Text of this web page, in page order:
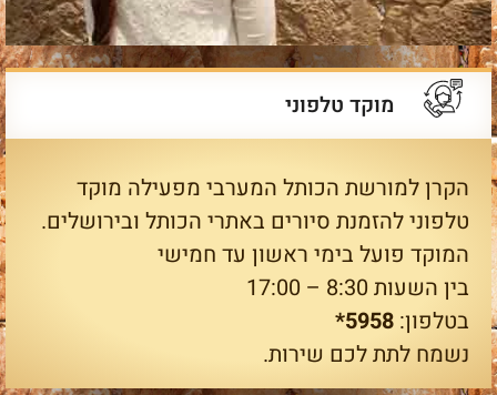
מוקד טלפוני
הקרן למורשת הכותל המערבי מפעילה מוקד
טלפוני להזמנת סיורים באתרי הכותל ובירושלים.
המוקד פועל בימי ראשון עד חמישי
בין השעות 8:30 – 17:00
בטלפון: 5958*
נשמח לתת לכם שירות.